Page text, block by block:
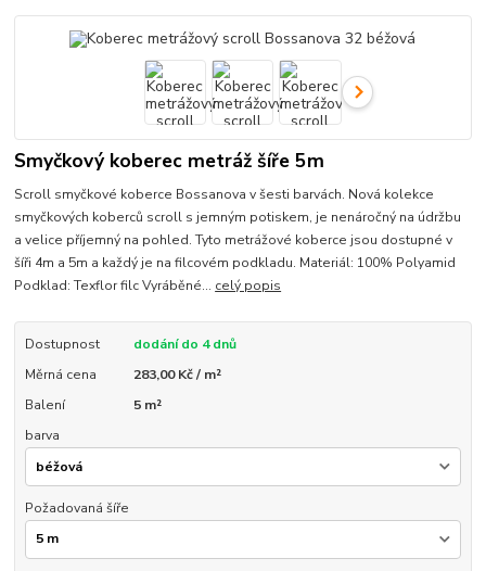
Smyčkový koberec metráž šíře 5m
Scroll smyčkové koberce Bossanova v šesti barvách. Nová kolekce
smyčkových koberců scroll s jemným potiskem, je nenáročný na údržbu
a velice příjemný na pohled. Tyto metrážové koberce jsou dostupné v
šíři 4m a 5m a každý je na filcovém podkladu. Materiál: 100% Polyamid
Podklad: Texflor filc Vyráběné... celý popis
Dostupnost
dodání do 4 dnů
Měrná cena
283,00 Kč / m²
Balení
5 m²
barva
Požadovaná šíře